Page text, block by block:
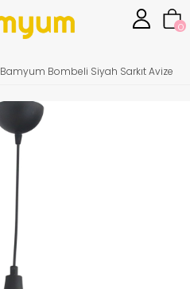
0
Bamyum Bombeli Siyah Sarkıt Avize